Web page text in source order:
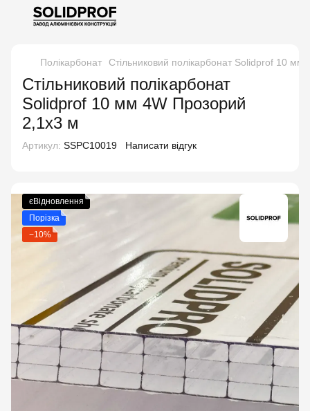
Полікарбонат Стільниковий полікарбонат Solidprof 10
Стільниковий полікарбонат
Solidprof 10 мм 4W Прозорий
2,1x3 м
Артикул: SSPC10019 Написати відгук
єВідновлення
Порізка
−10%